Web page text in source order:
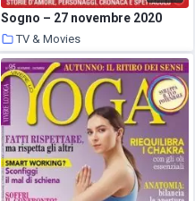
Sogno – 27 novembre 2020
TV & Movies
15 December 2020